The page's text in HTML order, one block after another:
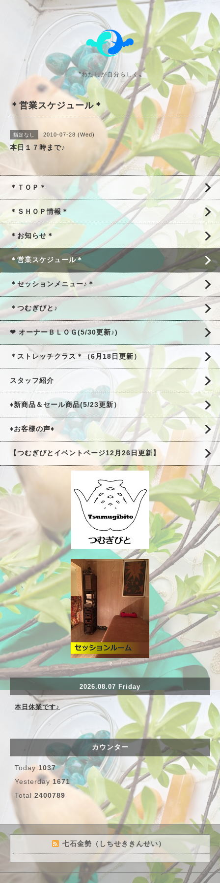
〝わたしが自分らしく〟
＊営業スケジュール＊
指定なし 2010-07-28 (Wed)
本日１７時まで♪
＊ＴＯＰ＊
＊ＳＨＯＰ情報＊
＊お知らせ＊
＊営業スケジュール＊
＊セッションメニュー♪＊
＊つむぎびと♪
❤ オーナーＢＬＯＧ(5/30更新♪)
＊ストレッチクラス＊（6月18日更新）
スタッフ紹介
♦新商品＆セール商品(5/23更新）
♦お客様の声♦
【つむぎびとイベントページ12月26日更新】
2026.08.07 Friday
本日休業です♪
カウンター
Today 1037
Yesterday 1671
Total 2400789
七石金勢（しちせききんせい）